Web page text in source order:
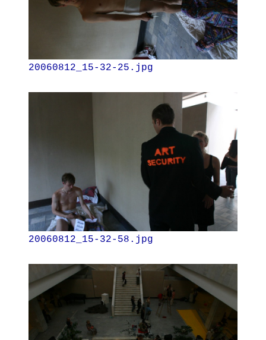
20060812_15-32-25.jpg
20060812_15-32-58.jpg